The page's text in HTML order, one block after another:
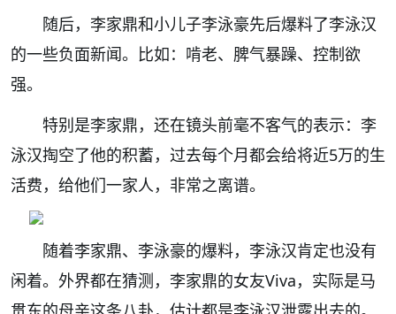
随后，李家鼎和小儿子李泳豪先后爆料了李泳汉
的一些负面新闻。比如：啃老、脾气暴躁、控制欲
强。
特别是李家鼎，还在镜头前毫不客气的表示：李
泳汉掏空了他的积蓄，过去每个月都会给将近5万的生
活费，给他们一家人，非常之离谱。
随着李家鼎、李泳豪的爆料，李泳汉肯定也没有
闲着。外界都在猜测，李家鼎的女友Viva，实际是马